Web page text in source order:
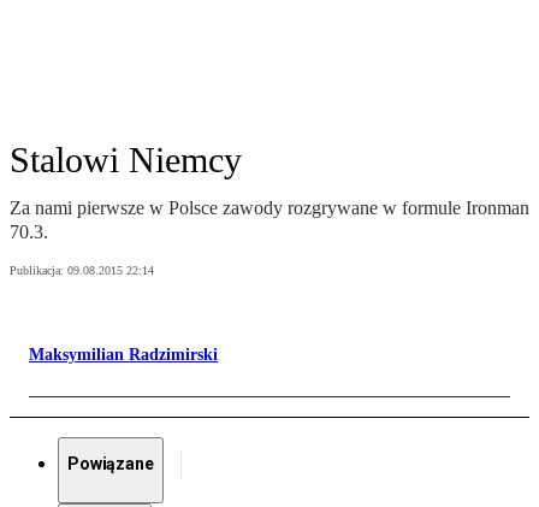
Stalowi Niemcy
Za nami pierwsze w Polsce zawody rozgrywane w formule Ironman
70.3.
Publikacja: 09.08.2015 22:14
Maksymilian Radzimirski
Powiązane